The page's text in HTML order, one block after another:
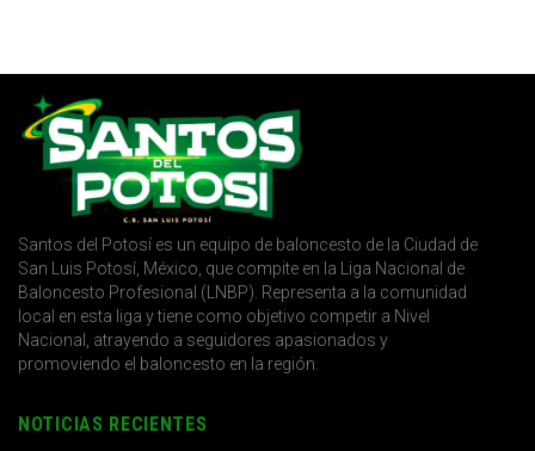
Santos del Potosí es un equipo de baloncesto de la Ciudad de
San Luis Potosí, México, que compite en la Liga Nacional de
Baloncesto Profesional (LNBP). Representa a la comunidad
local en esta liga y tiene como objetivo competir a Nivel
Nacional, atrayendo a seguidores apasionados y
promoviendo el baloncesto en la región.
NOTICIAS RECIENTES